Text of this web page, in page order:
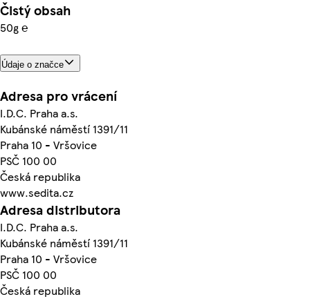
Čistý obsah
50g ℮
Údaje o značce
Adresa pro vrácení
I.D.C. Praha a.s.
Kubánské náměstí 1391/11
Praha 10 - Vršovice
PSČ 100 00
Česká republika
www.sedita.cz
Adresa distributora
I.D.C. Praha a.s.
Kubánské náměstí 1391/11
Praha 10 - Vršovice
PSČ 100 00
Česká republika